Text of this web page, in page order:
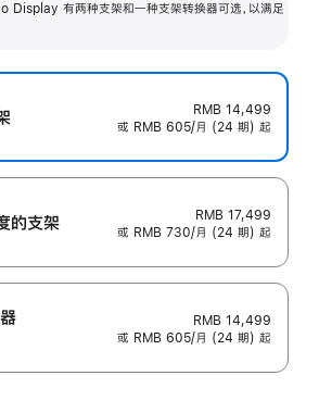
Display 有两种支架和一种支架转换器可选，以满足
RMB 14,499
或 RMB 605/月 (24 期) 起
的支‍架
RMB 17,499
或 RMB 730/月 (24 期) 起
RMB 14,499
或 RMB 605/月 (24 期) 起